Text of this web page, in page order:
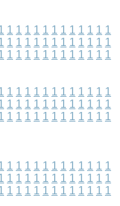
1 1 1 1 1 1 1 1 1 1 1 1
1 1 1 1 1 1 1 1 1 1 1 1
1 1 1 1 1 1 1 1 1 1 1 1
1 1 1 1 1 1 1 1 1 1 1 1
1 1 1 1 1 1 1 1 1 1 1 1
1 1 1 1 1 1 1 1 1 1 1 1
1 1 1 1 1 1 1 1 1 1 1 1
1 1 1 1 1 1 1 1 1 1 1 1
1 1 1 1 1 1 1 1 1 1 1 1